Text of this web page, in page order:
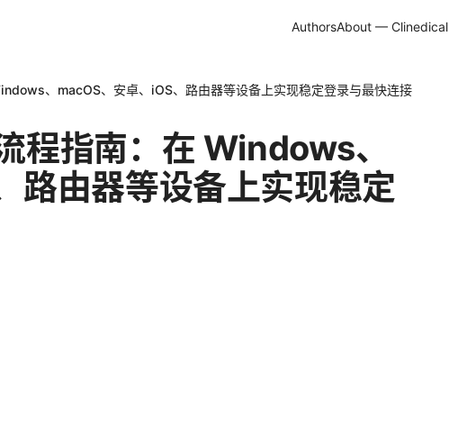
AuthorsAbout — Clinedical
、macOS、安卓、iOS、路由器等设备上实现稳定登录与最快连接
程指南：在 Windows、
路由器等设备上实现稳定